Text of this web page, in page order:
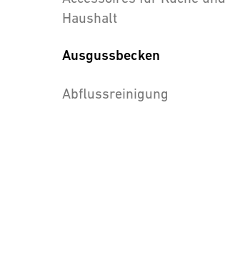
Haushalt
Ausgussbecken
Abflussreinigung